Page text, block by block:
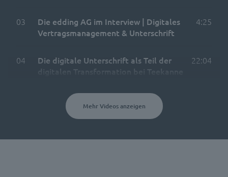
03
Die edding AG im Interview | Digitales
Vertragsmanagement & Unterschrift
4:25
04
Die digitale Unterschrift als Teil der
digitalen Transformation bei Teekanne
22:04
Mehr Videos anzeigen